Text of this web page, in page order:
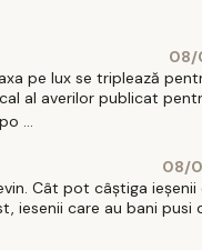
08/
pe lux se triplează
al averilor publicat
...
08/
Cât pot câștiga
iesenii care au bani pusi